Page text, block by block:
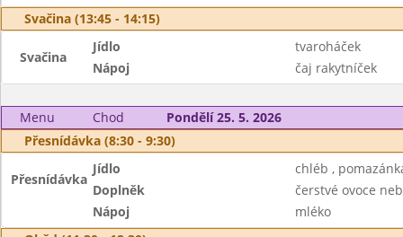
Svačina (13:45 - 14:15)
Svačina
Jídlo
tvaroháček
Nápoj
čaj rakytníček
Menu Chod
Pondělí 25. 5. 2026
Přesnídávka (8:30 - 9:30)
Přesnídávka
Jídlo
chléb ,
Doplněk
čerstvé ovoce
Nápoj
mléko